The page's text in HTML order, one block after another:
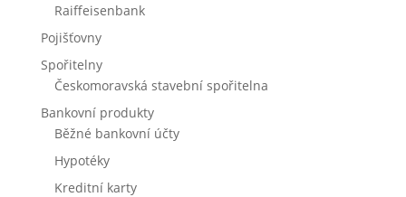
Raiffeisenbank
Pojišťovny
Spořitelny
Českomoravská stavební spořitelna
Bankovní produkty
Běžné bankovní účty
Hypotéky
Kreditní karty